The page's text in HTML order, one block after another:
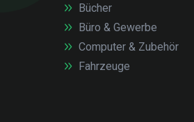
Bücher
Büro & Gewerbe
Computer & Zubehör
Fahrzeuge